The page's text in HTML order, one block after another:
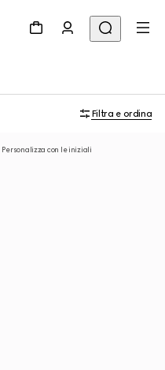
Filtra e ordina
Personalizza con le iniziali